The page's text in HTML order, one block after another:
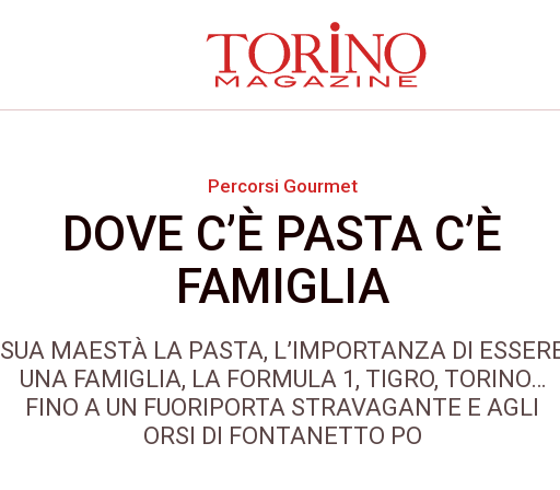
Percorsi Gourmet
DOVE C’È PASTA C’È
FAMIGLIA
SUA MAESTÀ LA PASTA, L’IMPORTANZA DI
UNA FAMIGLIA, LA FORMULA 1, TIGRO, TORINO…
FINO A UN FUORIPORTA STRAVAGANTE E AGLI
ORSI DI FONTANETTO PO